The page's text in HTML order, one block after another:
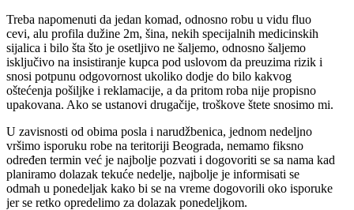
Treba napomenuti da jedan komad, odnosno robu u vidu fluo
cevi, alu profila dužine 2m, šina, nekih specijalnih medicinskih
sijalica i bilo šta što je osetljivo ne šaljemo, odnosno šaljemo
isključivo na insistiranje kupca pod uslovom da preuzima rizik i
snosi potpunu odgovornost ukoliko dodje do bilo kakvog
oštećenja pošiljke i reklamacije, a da pritom roba nije propisno
upakovana. Ako se ustanovi drugačije, troškove štete snosimo mi.
U zavisnosti od obima posla i narudžbenica, jednom nedeljno
vršimo isporuku robe na teritoriji Beograda, nemamo fiksno
određen termin već je najbolje pozvati i dogovoriti se sa nama kad
planiramo dolazak tekuće nedelje, najbolje je informisati se
odmah u ponedeljak kako bi se na vreme dogovorili oko isporuke
jer se retko opredelimo za dolazak ponedeljkom.